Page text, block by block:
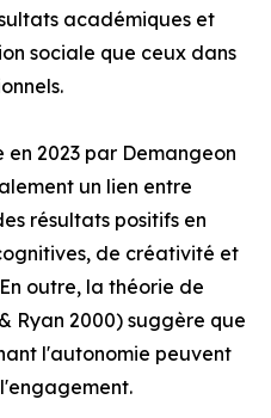
académiques et
sociale que ceux dans
2023 par Demangeon
un lien entre
résultats positifs en
de créativité et
outre, la théorie de
Ryan 2000) suggère que
l'autonomie peuvent